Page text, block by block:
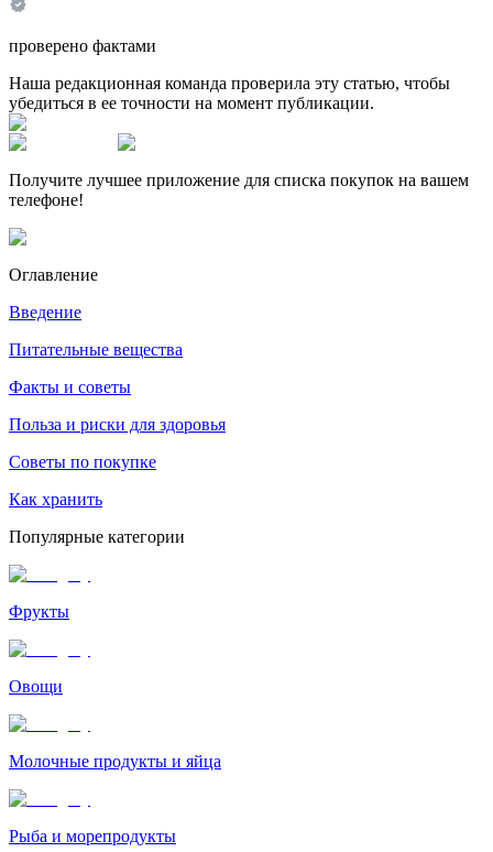
проверено фактами
Наша редакционная команда проверила эту статью, чтобы
убедиться в ее точности на момент публикации.
Получите лучшее приложение для списка покупок на вашем
телефоне!
Оглавление
Введение
Питательные вещества
Факты и советы
Польза и риски для здоровья
Советы по покупке
Как хранить
Популярные категории
Фрукты
Овощи
Молочные продукты и яйца
Рыба и морепродукты